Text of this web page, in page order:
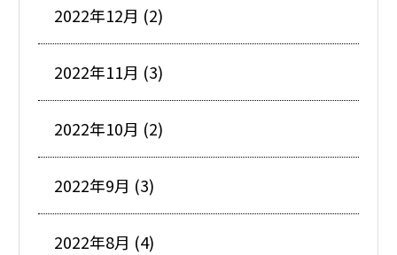
2022年12月 (2)
2022年11月 (3)
2022年10月 (2)
2022年9月 (3)
2022年8月 (4)